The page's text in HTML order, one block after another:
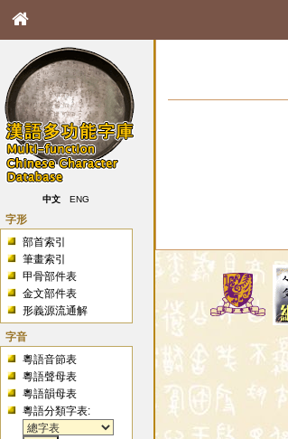
中文 ENG
字形
部首索引
筆畫索引
甲骨部件表
金文部件表
形義源流通解
字音
粵語音節表
粵語聲母表
粵語韻母表
粵語分類字表: